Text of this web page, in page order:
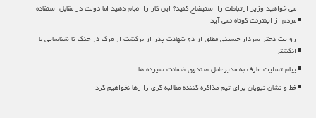
می خواهید وزیر ارتباطات را استیضاح کنید؟ این کار را انجام دهید اما دولت در مقابل استفاده
مردم از اینترنت کوتاه نمی آید
روایت دختر سردار حسینی مطلق از دو شهادت پدر از برگشت از مرگ در جنگ تا شناسایی با
انگشتر
پیام تسلیت عارف به مدیرعامل صندوق ضمانت سپرده ها
خط و نشان نبویان برای تیم مذاکره کننده مطالبه گری را رها نخواهیم کرد